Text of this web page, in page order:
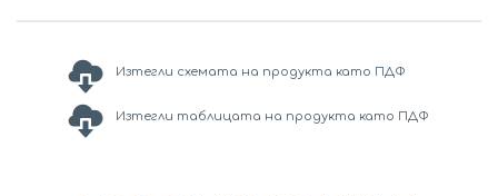
Изтегли схемата на продукта като ПДФ
Изтегли таблицата на продукта като ПДФ